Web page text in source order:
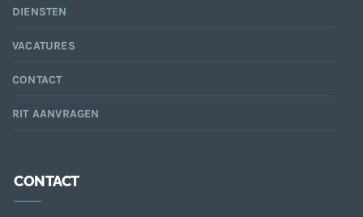
DIENSTEN
VACATURES
CONTACT
RIT AANVRAGEN
CONTACT